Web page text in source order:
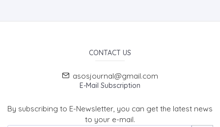
CONTACT US
asosjournal@gmail.com
E-Mail Subscription
By subscribing to E-Newsletter, you can get the latest news
to your e-mail.